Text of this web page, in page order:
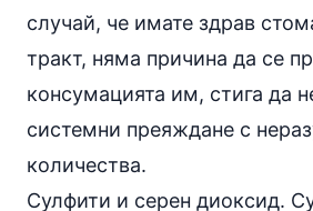
случай, че имате здрав
тракт, няма причина да се
консумацията им, стига да
системни преяждане с
количества.
Сулфити и серен диоксид.